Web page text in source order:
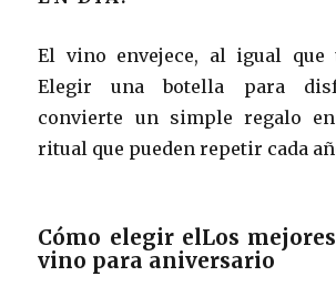
El vino envejece, al igual que
Elegir una botella para
convierte un simple regalo
ritual que pueden repetir cada
Cómo elegir elLos
vino para aniversario